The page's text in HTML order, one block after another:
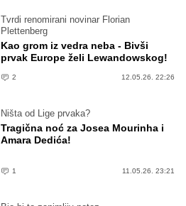
Tvrdi renomirani novinar Florian
Plettenberg
Kao grom iz vedra neba - Bivši
prvak Europe želi Lewandowskog!
2 12.05.26. 22:26
Ništa od Lige prvaka?
Tragična noć za Josea Mourinha i
Amara Dedića!
1 11.05.26. 23:21